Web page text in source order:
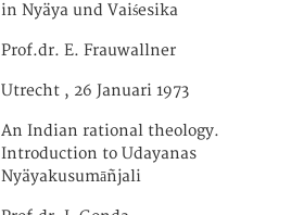
in Nyäya und Vaiśesika
Prof.dr. E. Frauwallner
Utrecht , 26 Januari 1973
An Indian rational theology.
Introduction to Udayanas
Nyäyakusumāñjali